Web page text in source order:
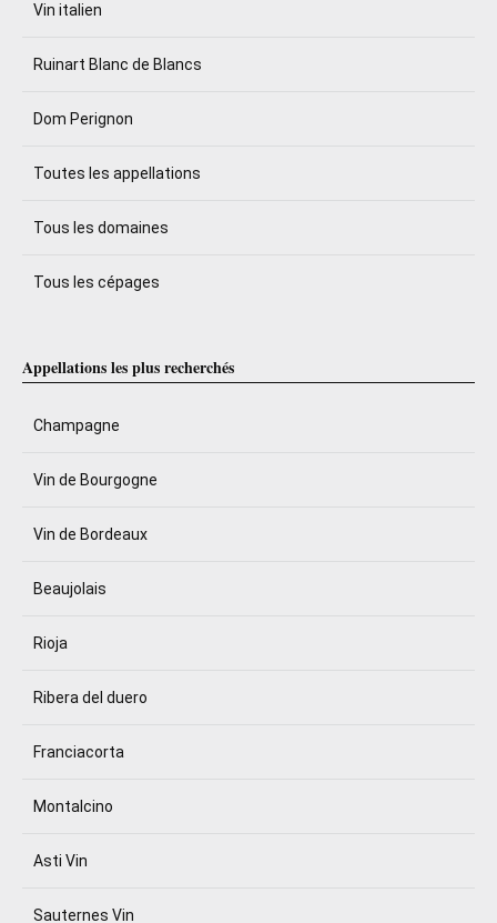
Vin italien
Ruinart Blanc de Blancs
Dom Perignon
Toutes les appellations
Tous les domaines
Tous les cépages
Appellations les plus recherchés
Champagne
Vin de Bourgogne
Vin de Bordeaux
Beaujolais
Rioja
Ribera del duero
Franciacorta
Montalcino
Asti Vin
Sauternes Vin